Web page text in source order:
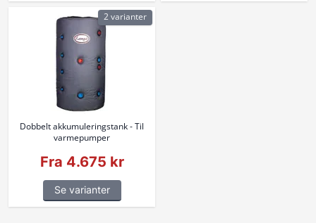
Dobbelt akkumuleringstank - Til
varmepumper
Fra 4.675 kr
Se varianter
2 varianter